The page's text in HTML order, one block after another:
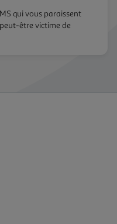
qui vous paraissent
être victime de